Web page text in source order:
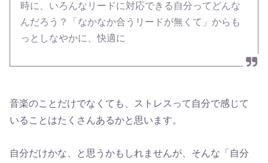
時に、いろんなリードに対応できる自分ってどんな
んだろう？「なかなか合うリードが無くて」からも
っとしなやかに、快適に
音楽のことだけでなくても、ストレスって自分で感じて
いることはたくさんあるかと思います。
自分だけかな、と思うかもしれませんが、そんな「自分